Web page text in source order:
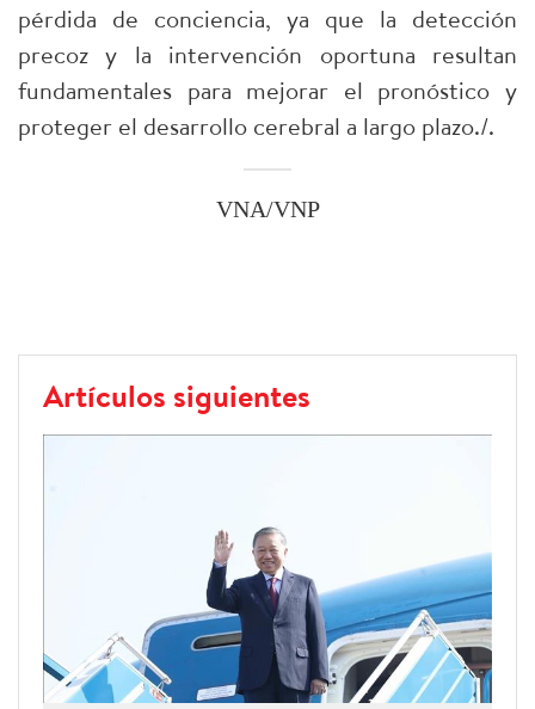
pérdida de conciencia, ya que la detección
precoz y la intervención oportuna resultan
fundamentales para mejorar el pronóstico y
proteger el desarrollo cerebral a largo plazo./.
VNA/VNP
Artículos siguientes